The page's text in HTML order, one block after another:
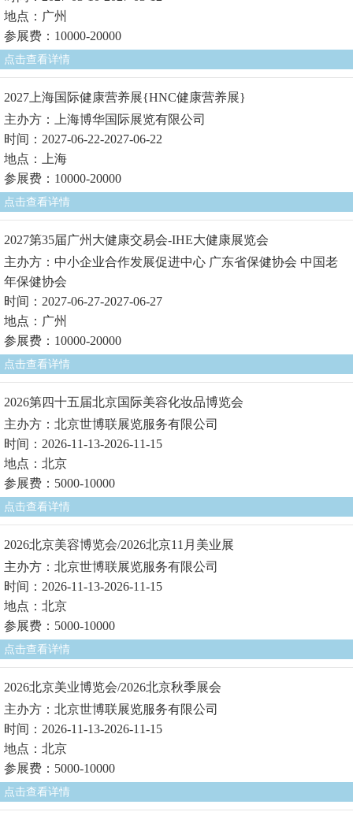
地点：广州
参展费：10000-20000
点击查看详情
2027上海国际健康营养展{HNC健康营养展}
主办方：上海博华国际展览有限公司
时间：2027-06-22-2027-06-22
地点：上海
参展费：10000-20000
点击查看详情
2027第35届广州大健康交易会-IHE大健康展览会
主办方：中小企业合作发展促进中心 广东省保健协会 中国老
年保健协会
时间：2027-06-27-2027-06-27
地点：广州
参展费：10000-20000
点击查看详情
2026第四十五届北京国际美容化妆品博览会
主办方：北京世博联展览服务有限公司
时间：2026-11-13-2026-11-15
地点：北京
参展费：5000-10000
点击查看详情
2026北京美容博览会/2026北京11月美业展
主办方：北京世博联展览服务有限公司
时间：2026-11-13-2026-11-15
地点：北京
参展费：5000-10000
点击查看详情
2026北京美业博览会/2026北京秋季展会
主办方：北京世博联展览服务有限公司
时间：2026-11-13-2026-11-15
地点：北京
参展费：5000-10000
点击查看详情